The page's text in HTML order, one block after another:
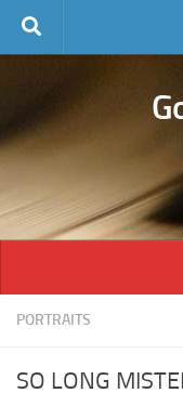
Skip to content
PORTRAITS
SO LONG